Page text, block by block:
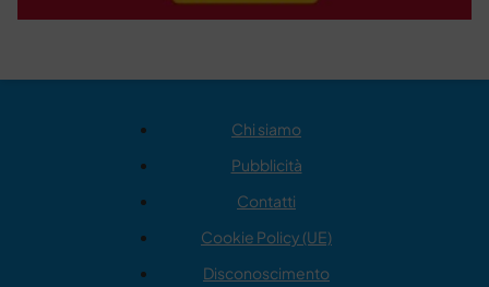
Chi siamo
Pubblicità
Contatti
Cookie Policy (UE)
Disconoscimento